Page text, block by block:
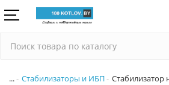
... Стабилизаторы и ИБП
Стабилизатор